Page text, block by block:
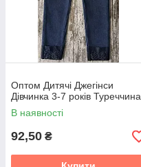
Оптом Дитячі Джегінси
Дівчинка 3-7 років Туреччина
В наявності
92,50 ₴